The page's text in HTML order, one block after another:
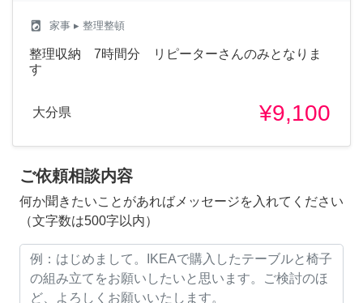
local_laundry_service 家事 ▸ 整理整頓
整理収納 7時間分 リピーターさんのみとなりま
す
大分県 ¥9,100
ご依頼相談内容
何か聞きたいことがあればメッセージを入れてください
（文字数は500字以内）